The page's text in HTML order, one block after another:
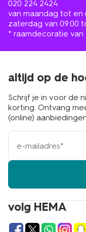
020 224 2424
van maandag tot en
zaterdag van 09.00
* raamdecoratie van
volg HEMA
altijd op de
Schrijf je in voor de
korting. Ontvang
(online)
e-
mailadres